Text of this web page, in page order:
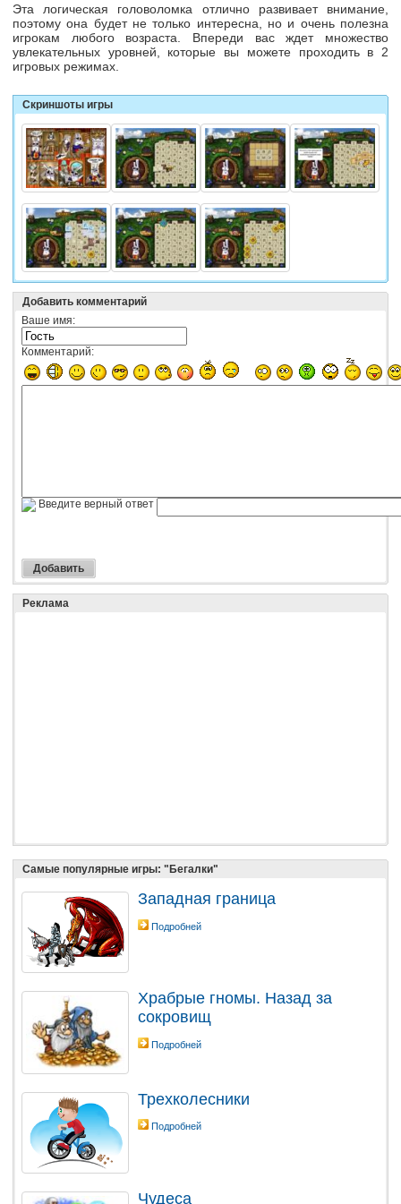
Эта логическая головоломка отлично развивает внимание,
поэтому она будет не только интересна, но и очень полезна
игрокам любого возраста. Впереди вас ждет множество
увлекательных уровней, которые вы можете проходить в 2
игровых режимах.
Скриншоты игры
Добавить комментарий
Ваше имя:
Комментарий:
Введите верный ответ
Реклама
Самые популярные игры: "Бегалки"
Западная граница
Подробней
Храбрые гномы. Назад за
сокровищ
Подробней
Трехколесники
Подробней
Чудеса